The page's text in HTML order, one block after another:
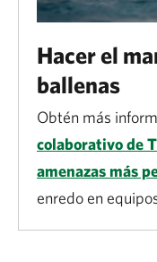
Hacer el
ballenas
Obtén más
colaborativo de
amenazas más
enredo en